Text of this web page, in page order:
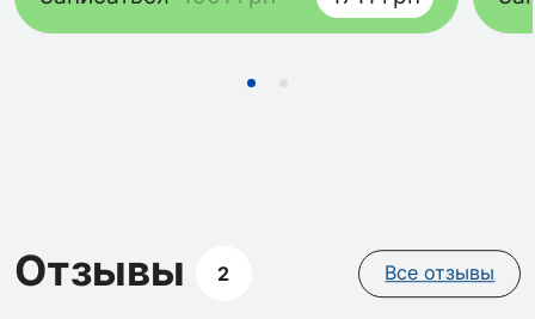
Отзывы 2 Все отзывы